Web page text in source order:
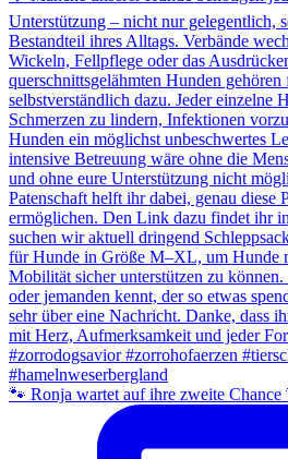
🐾 Ronja wartet auf ihre zweite Chance